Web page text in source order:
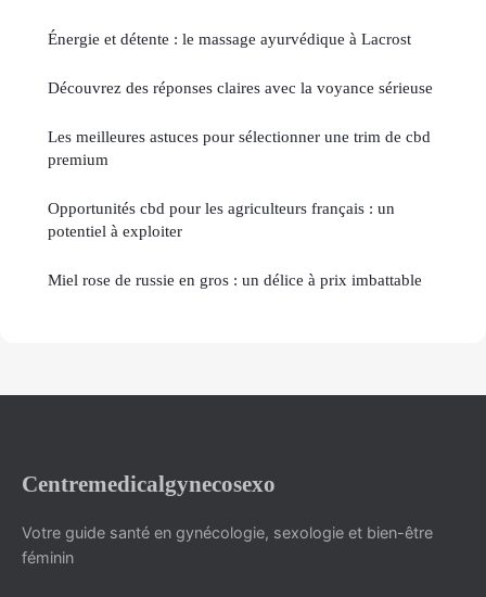
Énergie et détente : le massage ayurvédique à Lacrost
Découvrez des réponses claires avec la voyance sérieuse
Les meilleures astuces pour sélectionner une trim de cbd
premium
Opportunités cbd pour les agriculteurs français : un
potentiel à exploiter
Miel rose de russie en gros : un délice à prix imbattable
Centremedicalgynecosexo
Votre guide santé en gynécologie, sexologie et bien-être
féminin